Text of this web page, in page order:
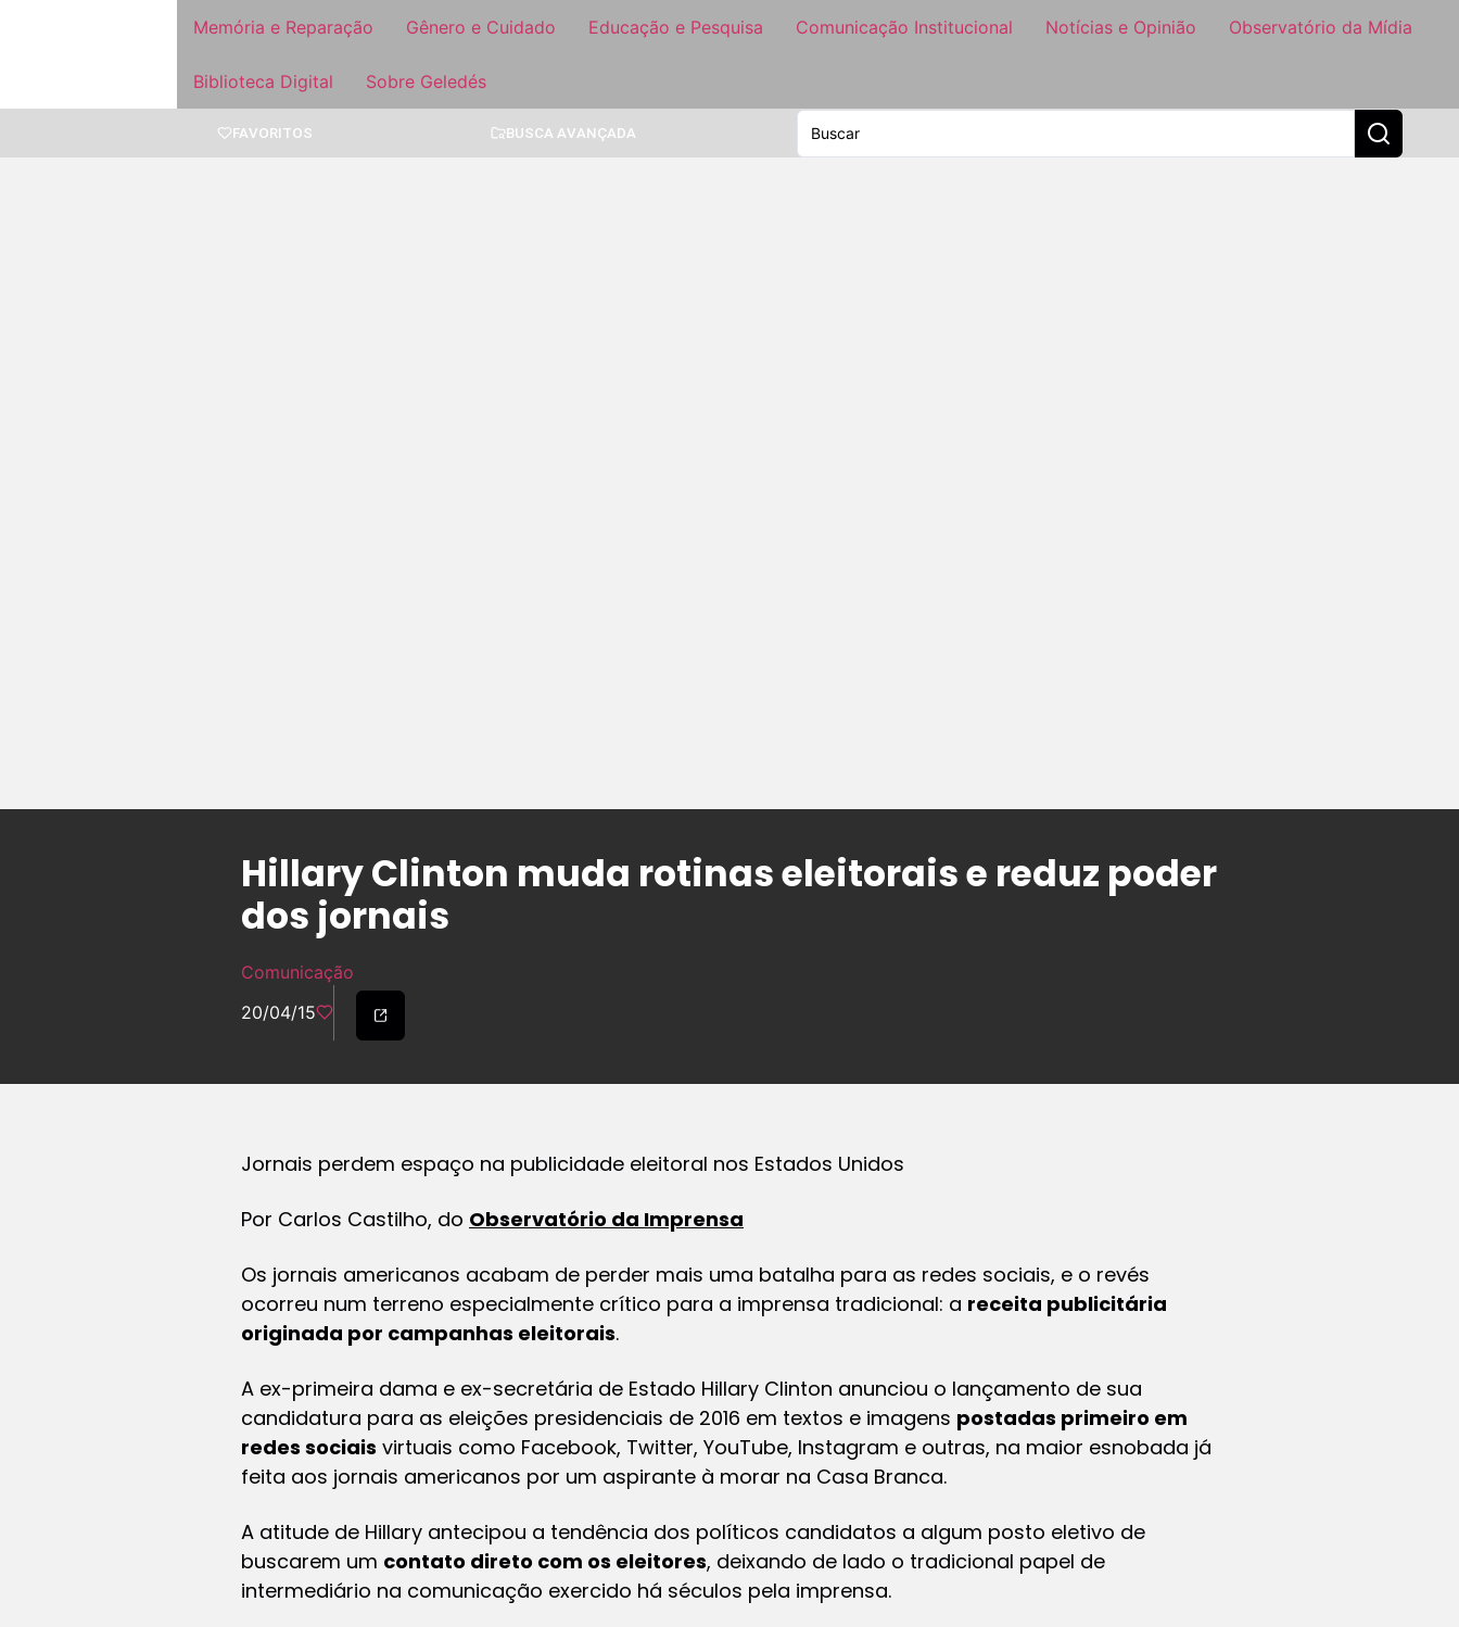
Memória e Reparação Gênero e Cuidado Educação e Pesquisa Comunicação Institucional Notícias e Opinião Observatório da Mídia
Biblioteca Digital Sobre Geledés
FAVORITOS BUSCA AVANÇADA
Hillary Clinton muda rotinas eleitorais e reduz poder
dos jornais
Comunicação
20/04/15
Jornais perdem espaço na publicidade eleitoral nos Estados Unidos
Por Carlos Castilho, do Observatório da Imprensa
Os jornais americanos acabam de perder mais uma batalha para as redes sociais, e o revés
ocorreu num terreno especialmente crítico para a imprensa tradicional: a receita publicitária
originada por campanhas eleitorais.
A ex-primeira dama e ex-secretária de Estado Hillary Clinton anunciou o lançamento de sua
candidatura para as eleições presidenciais de 2016 em textos e imagens postadas primeiro em
redes sociais virtuais como Facebook, Twitter, YouTube, Instagram e outras, na maior esnobada já
feita aos jornais americanos por um aspirante à morar na Casa Branca.
A atitude de Hillary antecipou a tendência dos políticos candidatos a algum posto eletivo de
buscarem um contato direto com os eleitores, deixando de lado o tradicional papel de
intermediário na comunicação exercido há séculos pela imprensa.